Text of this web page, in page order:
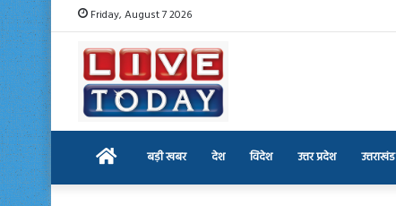
Friday, August 7 2026
Home बड़ी खबर देश विदेश उत्तर प्रदेश उत्तराखंड